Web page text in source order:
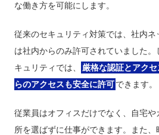
な働き方を可能にします。
従来のセキュリティ対策では、社内ネ
は社内からのみ許可されていました
キュリティでは、
厳格な認証とアク
らのアクセスも安全に許可できます。
従業員はオフィスだけでなく、自宅
所を選ばずに仕事ができます。また、